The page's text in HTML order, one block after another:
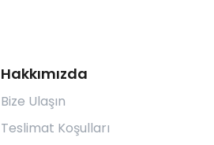
Hakkımızda
Bize Ulaşın
Teslimat Koşulları